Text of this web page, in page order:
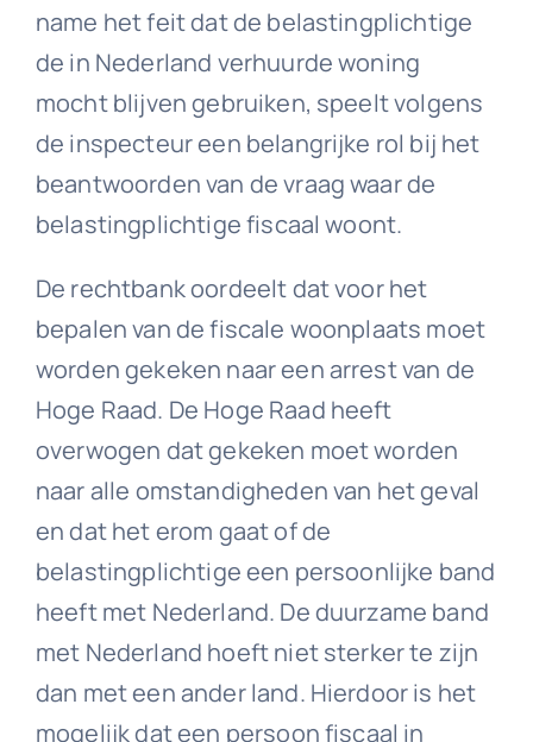
name het feit dat de belastingplichtige
de in Nederland verhuurde woning
mocht blijven gebruiken, speelt volgens
de inspecteur een belangrijke rol bij het
beantwoorden van de vraag waar de
belastingplichtige fiscaal woont.
De rechtbank oordeelt dat voor het
bepalen van de fiscale woonplaats moet
worden gekeken naar een arrest van de
Hoge Raad. De Hoge Raad heeft
overwogen dat gekeken moet worden
naar alle omstandigheden van het geval
en dat het erom gaat of de
belastingplichtige een persoonlijke band
heeft met Nederland. De duurzame band
met Nederland hoeft niet sterker te zijn
dan met een ander land. Hierdoor is het
mogelijk dat een persoon fiscaal in